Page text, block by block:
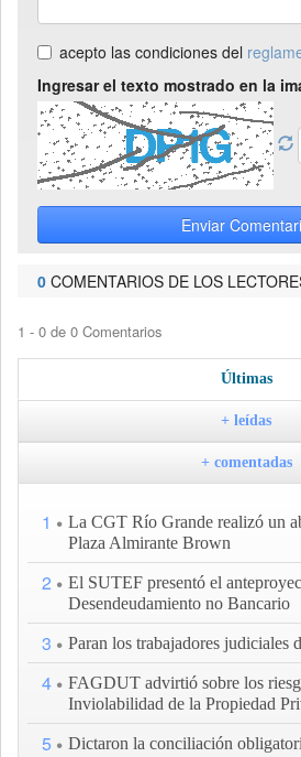
acepto las condiciones del
Ingresar el texto mostrado en la
Enviar
0 COMENTARIOS DE LOS
1 - 0 de 0 Comentarios
Últimas
+ leídas
+ comentadas
1
La CGT Río Grande realizó un
Plaza Almirante Brown
2
El SUTEF presentó el
Desendeudamiento no Bancario
3 Paran los trabajadores judiciales
4
FAGDUT advirtió sobre los
Inviolabilidad de la Propiedad
5
Dictaron la conciliación